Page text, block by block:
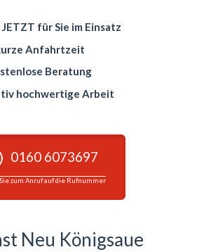
für Sie im Einsatz
Anfahrtzeit
Beratung
hochwertige Arbeit
0160 6073697
zum Anruf auf die Rufnummer
Neu Königsaue